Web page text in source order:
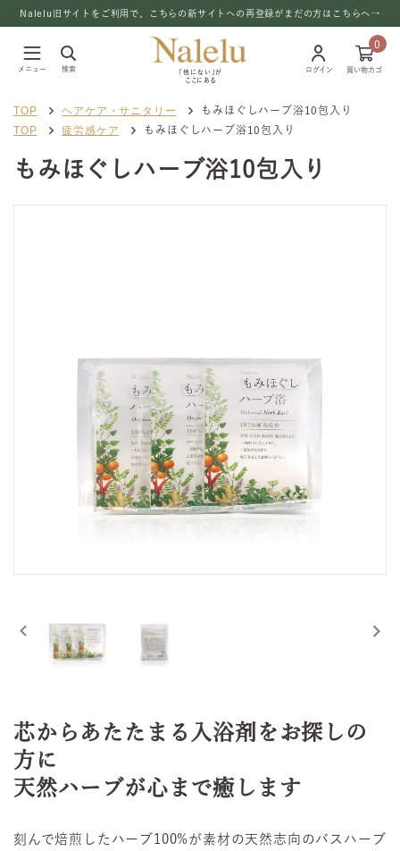
Nalelu旧サイトをご利用で、こちらの新サイトへの再登録がまだの方はこちらへ→
メニュー 検索
「他にない」が
ここにある
ログイン
0
買い物カゴ
TOP ヘアケア・サニタリー もみほぐしハーブ浴10包入り
TOP 疲労感ケア もみほぐしハーブ浴10包入り
もみほぐしハーブ浴10包入り
芯からあたたまる入浴剤をお探しの
方に
天然ハーブが心まで癒します
刻んで焙煎したハーブ100%が素材の天然志向のバスハーブ